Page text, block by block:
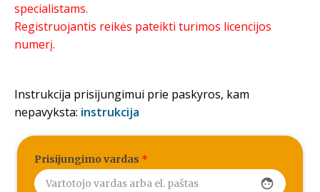
specialistams.
Registruojantis reikės pateikti turimos licencijos
numerį.
Instrukcija prisijungimui prie paskyros, kam
nepavyksta: instrukcija
Prisijungimo vardas *
face